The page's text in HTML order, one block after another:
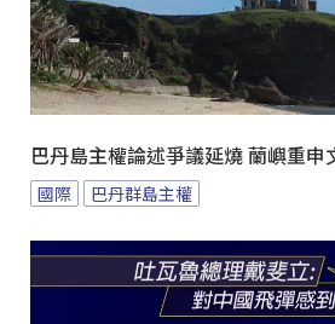
巴丹島主權論述爭議延燒 蘭嶼重申
國際 巴丹群島主權